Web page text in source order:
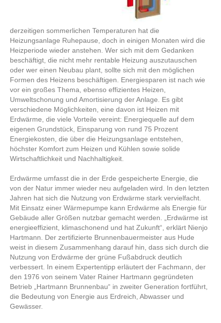
derzeitigen sommerlichen Temperaturen hat die
Heizungsanlage Ruhepause, doch in einigen Monaten wird die
Heizperiode wieder anstehen. Wer sich mit dem Gedanken
beschäftigt, die nicht mehr rentable Heizung auszutauschen
oder wer einen Neubau plant, sollte sich mit den möglichen
Formen des Heizens beschäftigen. Energiesparen ist nach wie
vor ein großes Thema, ebenso effizientes Heizen,
Umweltschonung und Amortisierung der Anlage. Es gibt
verschiedene Möglichkeiten, eine davon ist Heizen mit
Erdwärme, die viele Vorteile vereint: Energiequelle auf dem
eigenen Grundstück, Einsparung von rund 75 Prozent
Energiekosten, die über die Heizungsanlage entstehen,
höchster Komfort zum Heizen und Kühlen sowie solide
Wirtschaftlichkeit und Nachhaltigkeit.
Erdwärme umfasst die in der Erde gespeicherte Energie, die
von der Natur immer wieder neu aufgeladen wird. In den letzten
Jahren hat sich die Nutzung von Erdwärme stark vervielfacht.
Mit Einsatz einer Wärmepumpe kann Erdwärme als Energie für
Gebäude aller Größen nutzbar gemacht werden. „Erdwärme ist
energieeffizient, klimaschonend und hat Zukunft“, erklärt Nienjo
Hartmann. Der zertifizierte Brunnenbauermeister aus Hude
weist in diesem Zusammenhang darauf hin, dass sich durch die
Nutzung von Erdwärme der grüne Fußabdruck deutlich
verbessert. In einem Expertentipp erläutert der Fachmann, der
den 1976 von seinem Vater Rainer Hartmann gegründeten
Betrieb „Hartmann Brunnenbau“ in zweiter Generation fortführt,
die Bedeutung von Energie aus Erdreich, Abwasser und
Gewässer.